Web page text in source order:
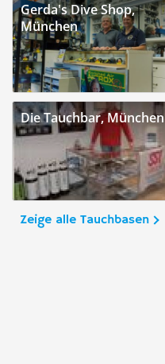
Gerda's Dive Shop,
München
Die Tauchbar, München
Zeige alle Tauchbasen